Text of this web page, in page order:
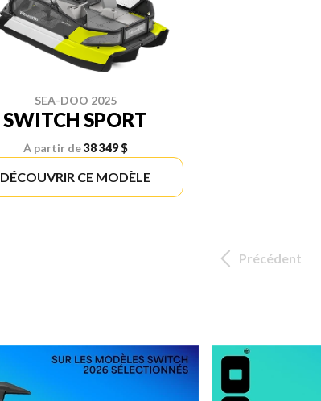
SEA-DOO 2025
SWITCH SPORT
À partir de38 349 $
DÉCOUVRIR CE MODÈLE
Précédent